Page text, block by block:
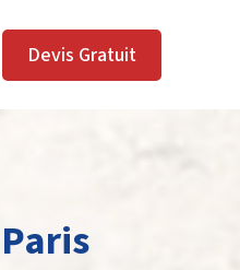
Devis Gratuit